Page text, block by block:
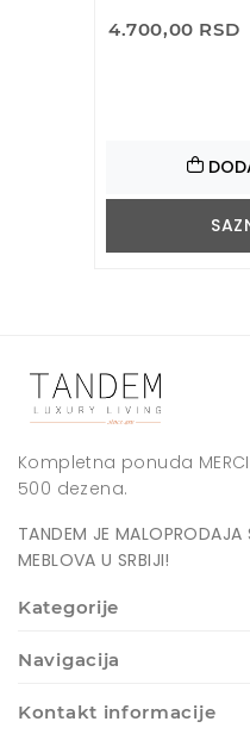
4.700,00 RSD
Kompletna ponuda
500 dezena.
TANDEM JE
MEBLOVA U SRBIJI!
Kategorije
Navigacija
Kontakt informacije